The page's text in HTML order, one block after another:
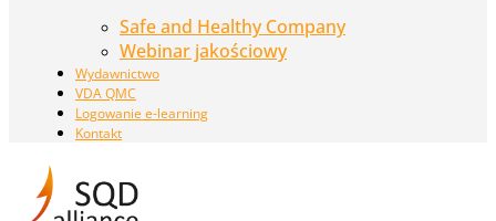
Safe and Healthy Company
Webinar jakościowy
Wydawnictwo
VDA QMC
Logowanie e-learning
Kontakt